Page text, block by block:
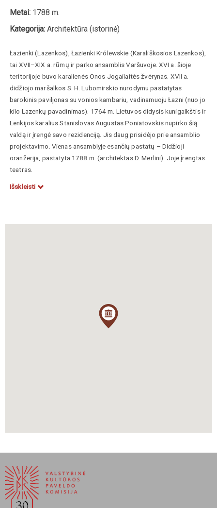
Metai: 1788 m.
Kategorija: Architektūra (istorinė)
Łazienki(Lazenkos), Łazienki Królewskie (Karališkosios Lazenkos),
tai XVII–XIX a. rūmų ir parko ansamblis Varšuvoje. XVI a. šioje
teritorijoje buvo karalienės Onos Jogailaitės žvėrynas. XVII a.
didžiojo maršalkos S. H. Lubomirskio nurodymu pastatytas
barokinis paviljonas su vonios kambariu, vadinamuoju Łazni (nuo jo
kilo Lazenkų pavadinimas). 1764 m. Lietuvos didysis kunigaikštis ir
Lenkijos karalius Stanislovas Augustas Poniatovskis nupirko šią
valdą ir įrengė savo rezidenciją. Jis daug prisidėjo prie ansamblio
projektavimo. Vienas ansamblyje esančių pastatų – Didžioji
oranžerija, pastatyta 1788 m. (architektas D. Merlini). Joje įrengtas
teatras.
Oranžerijos teatro salėje yra išlikęs S. A. Poniatovskio herbas su
Išskleisti